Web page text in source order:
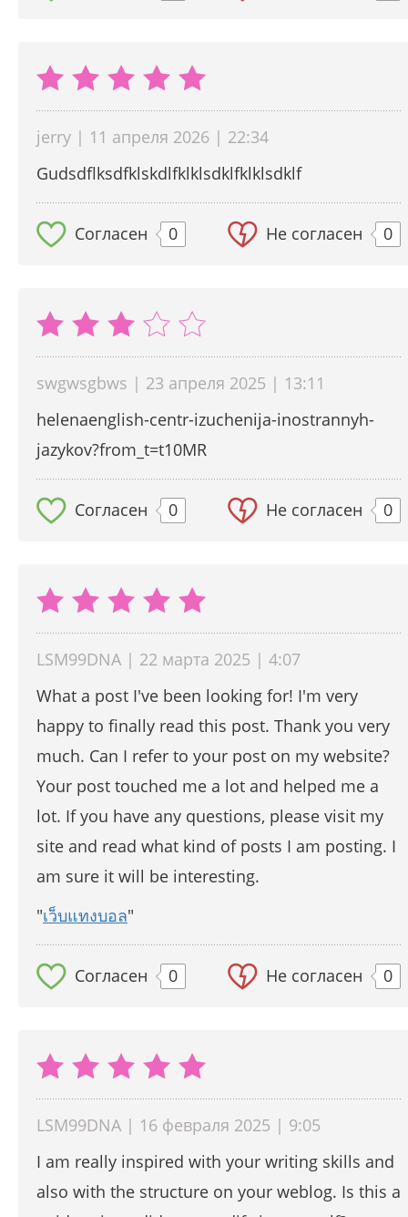
jerry | 11 апреля 2026 | 22:34
Gudsdflksdfklskdlfklklsdklfklklsdklf
Согласен 0 Не согласен 0
swgwsgbws | 23 апреля 2025 | 13:11
helenaenglish-centr-izuchenija-inostrannyh-
jazykov?from_t=t10MR
Согласен 0 Не согласен 0
LSM99DNA | 22 марта 2025 | 4:07
What a post I've been looking for! I'm very
happy to finally read this post. Thank you very
much. Can I refer to your post on my website?
Your post touched me a lot and helped me a
lot. If you have any questions, please visit my
site and read what kind of posts I am posting. I
am sure it will be interesting.
"เว็บแทงบอล"
Согласен 0 Не согласен 0
LSM99DNA | 16 февраля 2025 | 9:05
I am really inspired with your writing skills and
also with the structure on your weblog. Is this a